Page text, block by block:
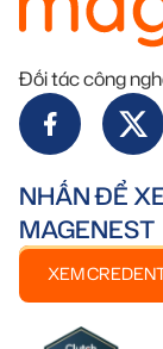
Đối tác công
NHẤN ĐỂ
MAGENEST
XEM